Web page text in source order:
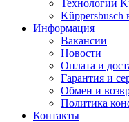
Технологии
Küppersbusch
Информация
Вакансии
Новости
Оплата и
Гарантия и
Обмен и
Политика
Контакты